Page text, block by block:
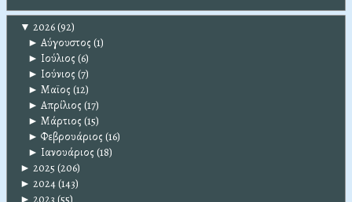
▼ 2026(92)
► Αύγουστος (1)
► Ιούλιος (6)
► Ιούνιος (7)
► Μαϊος (12)
► Απρίλιος (17)
► Μάρτιος (15)
► Φεβρουάριος (16)
► Ιανουάριος (18)
► 2025 (206)
► 2024(143)